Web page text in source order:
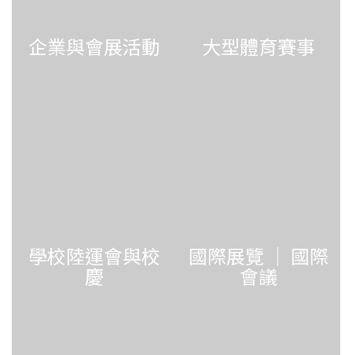
企業與會展活動 大型體育賽事
學校陸運會與校
慶
國際展覽 ｜ 國際
會議